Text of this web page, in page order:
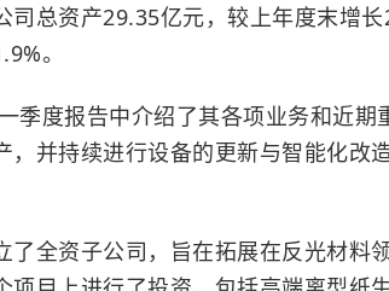
司总资产29.35亿元，较上年度末增
。
季度报告中介绍了其各项业务和近期
，并持续进行设备的更新与智能化改
了全资子公司，旨在拓展在反光材料